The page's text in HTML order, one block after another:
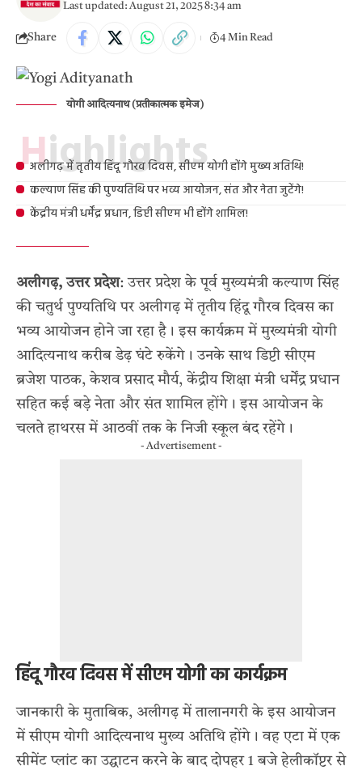
Last updated: August 21, 2025 8:34 am
Share 4 Min Read
योगी आदित्यनाथ (प्रतीकात्मक इमेज)
Highlights
अलीगढ़ में तृतीय हिंदू गौरव दिवस, सीएम योगी होंगे मुख्य अतिथि!
कल्याण सिंह की पुण्यतिथि पर भव्य आयोजन, संत और नेता जुटेंगे!
केंद्रीय मंत्री धर्मेंद्र प्रधान, डिप्टी सीएम भी होंगे शामिल!
अलीगढ़, उत्तर प्रदेश: उत्तर प्रदेश के पूर्व मुख्यमंत्री कल्याण सिंह
की चतुर्थ पुण्यतिथि पर अलीगढ़ में तृतीय हिंदू गौरव दिवस का
भव्य आयोजन होने जा रहा है। इस कार्यक्रम में मुख्यमंत्री योगी
आदित्यनाथ करीब डेढ़ घंटे रुकेंगे। उनके साथ डिप्टी सीएम
ब्रजेश पाठक, केशव प्रसाद मौर्य, केंद्रीय शिक्षा मंत्री धर्मेंद्र प्रधान
सहित कई बड़े नेता और संत शामिल होंगे। इस आयोजन के
चलते हाथरस में आठवीं तक के निजी स्कूल बंद रहेंगे।
- Advertisement -
हिंदू गौरव दिवस में सीएम योगी का कार्यक्रम
जानकारी के मुताबिक, अलीगढ़ में तालानगरी के इस आयोजन
में सीएम योगी आदित्यनाथ मुख्य अतिथि होंगे। वह एटा में एक
सीमेंट प्लांट का उद्घाटन करने के बाद दोपहर 1 बजे हेलीकॉप्टर से